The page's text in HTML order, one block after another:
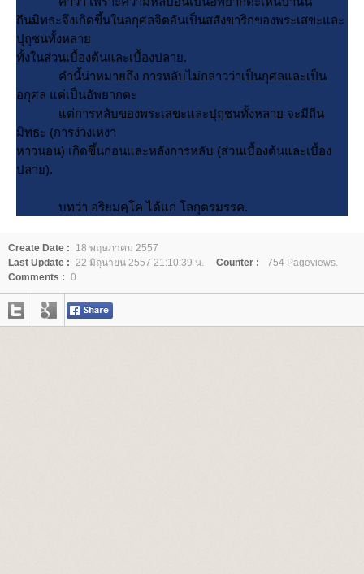
ถีนมิทธะจึงเกิดขึ้นในอกุศลจิตอันเป็นสสังขาริกของพระเสขะและ
ปุถุชนทั้งหลา
ทั้งในส่วนเบื้องต้นและเบื้องปลาย.
คำนี้น่าหมายถึง การหลับไม่กล่าวว่าเป็นกุศลและเป็น
อกุศล แต่เป็นอัพยากตะ
ต่การหลับของพระเสขะและปุถุชนทั้งหลาย จะมีถีน
มิทธะ (การง่วงเหงา
หาวนอน) เกิดขึ้นก่อนและหลังการหลับ (ส่วนเบื้องต้นและเบื้อง
ปลาย).
บทว่า อริยมคฺโค ได้แก่ โลกุตรมรรค.
Create Date :
18 พฤษภาคม 2557
Last Update : 22 มิถุนายน 2557 21:10:39 น. Counter :
754 Pageviews.
Comments : 0